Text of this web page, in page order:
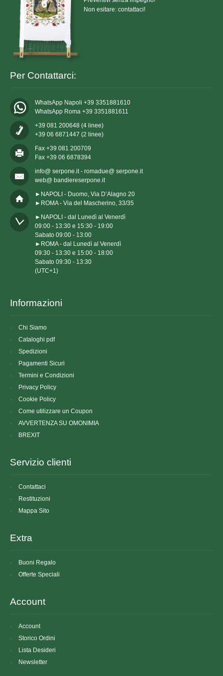
Non esitare: contattaci!
Per Contattarci:
WhatsApp Napoli +39 3351881610
WhatsApp Roma +39 3351881611
+39 081 200648 (4 linee)
+39 06 6871447 (2 linee)
Fax +39 081 200709
Fax +39 06 6878394
info@ serpone.it - romadue@ serpone.it
web@ bandiereserpone.it
►NAPOLI - Duomo, Via D’Alagno 20
►ROMA - Via del Mascherino, 33/35
►NAPOLI - dal Lunedì al Venerdì
09:00 - 13:30 e 15:30 - 19:00
Sabato 09:00 - 13:00
►ROMA - dal Lunedì al Venerdì
09:30 - 13:30 e 15:00 - 18:00
Sabato 09:30 - 13:30
(UTC+1)
Informazioni
Chi Siamo
Cataloghi pdf
Spedizioni
Pagamenti Sicuri
Termini e Condizioni
Privacy Policy
Cookie Policy
Come utilizzare un Coupon
AVVERTENZA SU OMONIMIA
BREXIT
Servizio clienti
Contattaci
Restituzioni
Mappa Sito
Extra
Buoni Regalo
Offerte Speciali
Account
Account
Storico Ordini
Lista Desideri
Newsletter